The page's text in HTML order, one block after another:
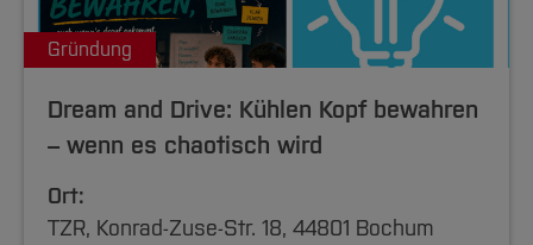
Gründung
Dream and Drive: Kühlen Kopf bewahren
– wenn es chaotisch wird
Ort:
TZR, Konrad-Zuse-Str. 18, 44801 Bochum